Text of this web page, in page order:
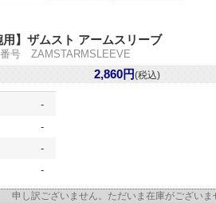
用】ザムスト アームスリーブ
号 ZAMSTARMSLEEVE
2,860円(税込)
-
-
-
-
申し訳ございません。ただいま在庫がございま